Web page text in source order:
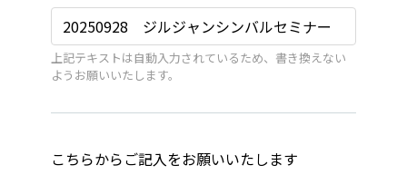
上記テキストは自動入力されているため、書き換えない
ようお願いいたします。
こちらからご記入をお願いいたします